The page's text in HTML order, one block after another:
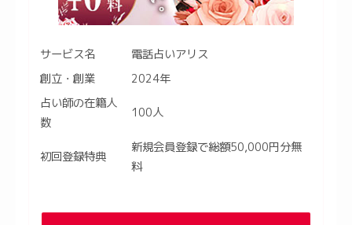
サービス名
電話占いアリス
創立・創業
2024年
占い師の在籍人
数
100人
初回登録特典
新規会員登録で総額50,000円分無
料